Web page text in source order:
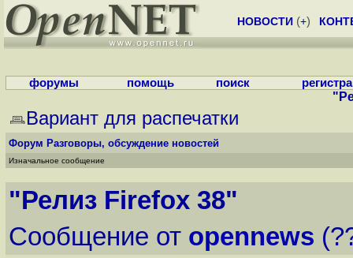
НОВОСТИ (+)
форумы помощь поиск
Вариант для распечатки
Форум Разговоры, обсуждение новостей
Изначальное сообщение
"Релиз Firefox 38"
Сообщение от opennews